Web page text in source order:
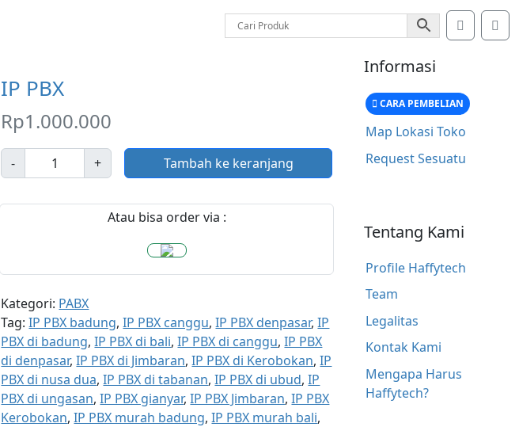
Account
IP PBX
Rp1.000.000
-
J
u
+ Tambah ke keranjang
Atau bisa order via :
Kategori: PABX
Tag:IP PBX badung,IP PBX canggu,IP PBX denpasar,IP
PBX di badung,IP PBX di bali,IP PBX di canggu,IP PBX
di denpasar,IP PBX di Jimbaran,IP PBX di Kerobokan,IP
PBX di nusa dua,IP PBX di tabanan,IP PBX di ubud,IP
PBX di ungasan,IP PBX gianyar,IP PBX Jimbaran,IP PBX
Kerobokan,IP PBX murah badung,IP PBX murah bali,
Informasi
CARA PEMBELIAN
Map Lokasi Toko
Request Sesuatu
Tentang Kami
Profile Haffytech
Team
Legalitas
Kontak Kami
Mengapa Harus
Haffytech?